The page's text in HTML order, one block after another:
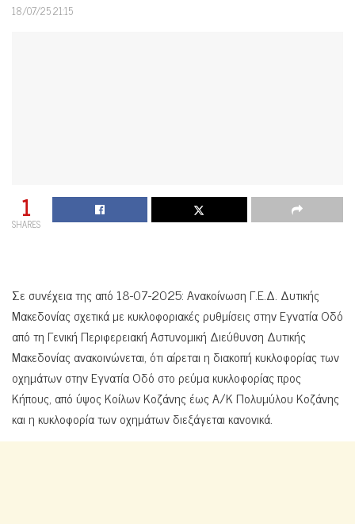
18/07/25 21:15
1
SHARES
Σε συνέχεια της από 18-07-2025: Ανακοίνωση Γ.Ε.Δ. Δυτικής
Μακεδονίας σχετικά με κυκλοφοριακές ρυθμίσεις στην Εγνατία Οδό
από τη Γενική Περιφερειακή Αστυνομική Διεύθυνση Δυτικής
Μακεδονίας ανακοινώνεται, ότι αίρεται η διακοπή κυκλοφορίας των
οχημάτων στην Εγνατία Οδό στο ρεύμα κυκλοφορίας προς
Κήπους, από ύψος Κοίλων Κοζάνης έως Α/Κ Πολυμύλου Κοζάνης
και η κυκλοφορία των οχημάτων διεξάγεται κανονικά.